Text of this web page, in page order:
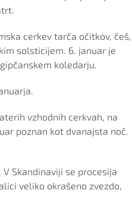
cerkev tarča očitkov, češ,
solsticijem. 6. januar je
koledarju.
vzhodnih cerkvah, na
poznan kot dvanajsta noč.
Skandinaviji se procesija
veliko okrašeno zvezdo,